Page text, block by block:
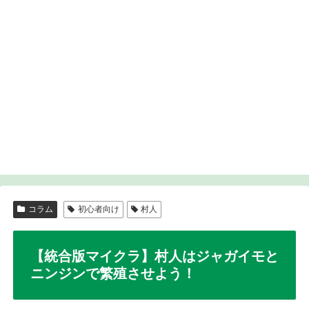
コラム 初心者向け 村人
【統合版マイクラ】村人はジャガイモと
ニンジンで繁殖させよう！